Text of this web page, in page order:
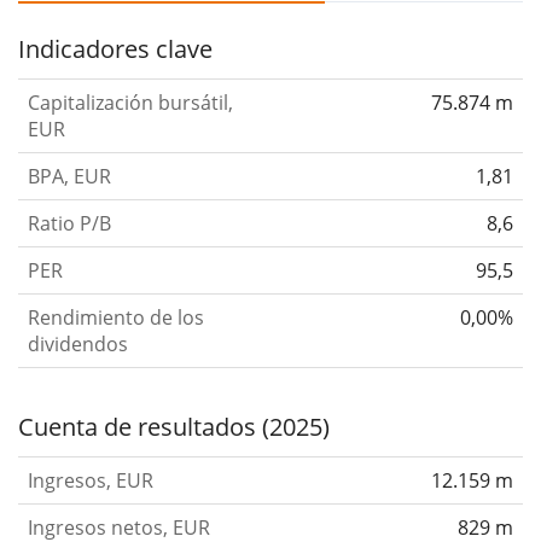
Indicadores clave
Capitalización bursátil,
EUR
75.874 m
BPA, EUR
1,81
Ratio P/B
8,6
PER
95,5
Rendimiento de los
dividendos
0,00%
Cuenta de resultados (2025)
Ingresos, EUR
12.159 m
Ingresos netos, EUR
829 m